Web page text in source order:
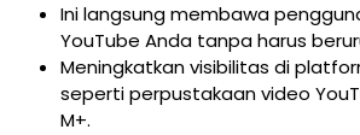
Ini langsung membawa
YouTube Anda tanpa harus
Meningkatkan visibilitas di
seperti perpustakaan video
M+.